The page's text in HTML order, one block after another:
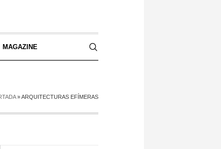
MAGAZINE
»ARQUITECTURAS EFÍMERAS